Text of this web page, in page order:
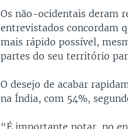
Os não-ocidentais deram
entrevistados concordam
mais rápido possível,
partes do seu território
O desejo de acabar
na Índia, com 54%,